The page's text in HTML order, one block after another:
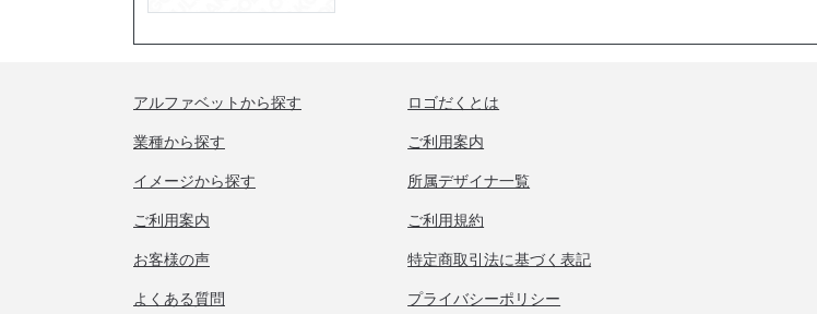
アルファベットから探す
業種から探す
イメージから探す
ご利用案内
お客様の声
よくある質問
ロゴだくとは
ご利用案内
所属デザイナ一覧
ご利用規約
特定商取引法に基づく表記
プライバシーポリシー